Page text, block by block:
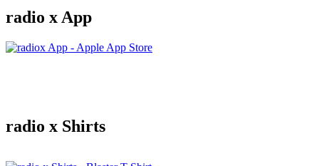
radio x App
radio x Shirts